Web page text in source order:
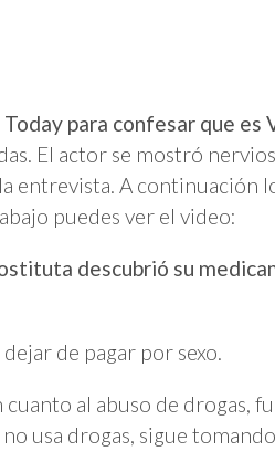
para confesar que es
El actor se mostró
entrevista. A continuación
puedes ver el video:
descubrió su
de pagar por sexo.
al abuso de drogas,
usa drogas, sigue